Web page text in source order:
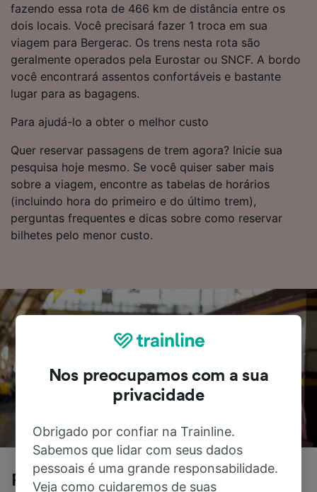
fazendo essa rota de 466 km de distância entre os
dois locais. Você precisará fazer 1 troca em sua
viagem para Bergerac. Os trens nesta rota são
geralmente operados pela Eurostar ou SNCF. A bordo
você encontrará assentos confortáveis e bastante
lugar para as bagagens.
Para ajudá-lo a obter o melhor custo
Quer reservar passagens de trem agora? Inicie sua
pesquisa hoje mesmo. Se você quiser saber mais
sobre a viagem, encontre as tabelas de horários
(incluindo hora do primeiro e do último trem),
perguntas frequentes e dicas sobre como reservar
bilhetes pelo menor custo.
Paris para Bergerac de trem
Nos preocupamos com a sua
privacidade
Obrigado por confiar na Trainline.
Sabemos que lidar com seus dados
pessoais é uma grande responsabilidade.
Veja como cuidaremos de suas